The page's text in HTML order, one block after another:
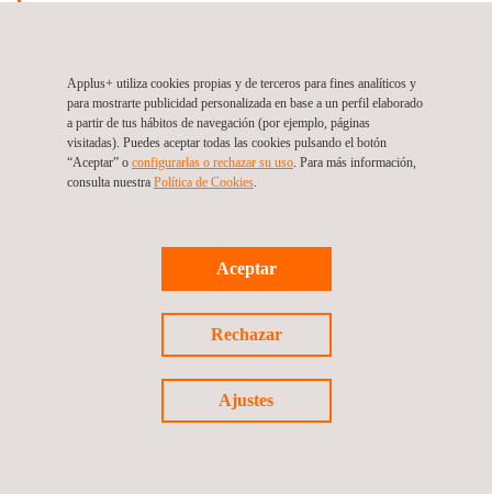
Site:Market Access USA/CANADA
©2026 Applus+
Proceso de reclamación
Applus+ utiliza cookies propias y de terceros para fines analíticos y
para mostrarte publicidad personalizada en base a un perfil elaborado
a partir de tus hábitos de navegación (por ejemplo, páginas
visitadas). Puedes aceptar todas las cookies pulsando el botón
“Aceptar” o configurarlas o rechazar su uso. Para más información,
consulta nuestra Política de Cookies. ​
Aceptar
Rechazar
Ajustes